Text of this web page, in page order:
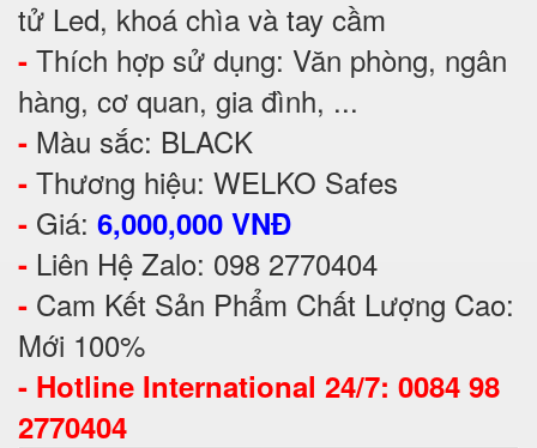
tử Led, khoá chìa và tay cầm
- Thích hợp sử dụng: Văn phòng, ngân
hàng, cơ quan, gia đình, ...
- Màu sắc: BLACK
- Thương hiệu: WELKO Safes
- Giá: 6,000,000 VNĐ
- Liên Hệ Zalo: 098 2770404
- Cam Kết Sản Phẩm Chất Lượng Cao:
Mới 100%
- Hotline International 24/7: 0084 98
2770404